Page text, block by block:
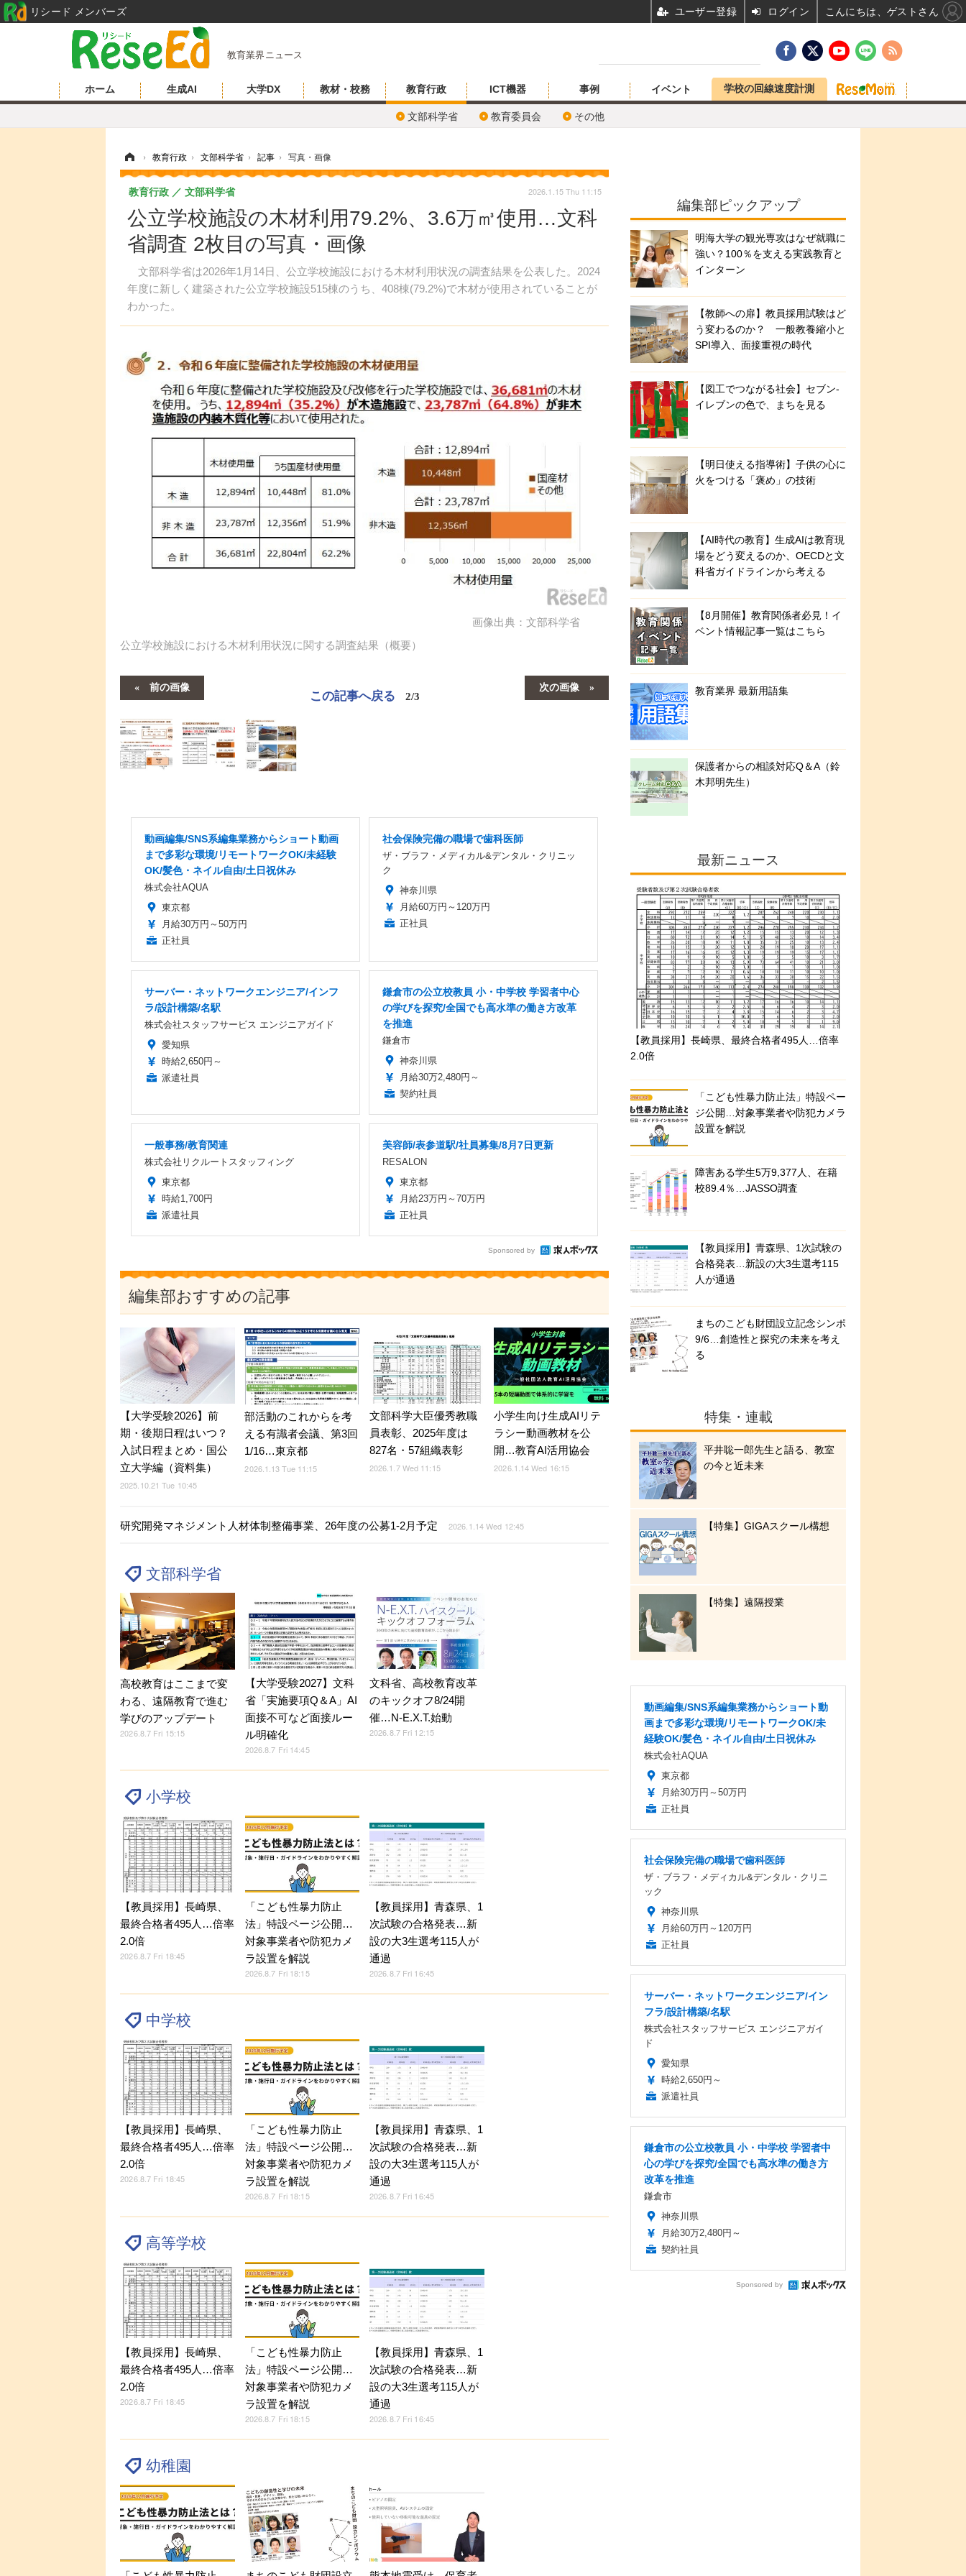
教育業界ニュース
ホーム 生成AI 大学DX 教材・校務 教育行政
文部科学省 教育委員会 その他
ICT機器 事例 イベント 学校の回線速度計測
› 教育行政 › 文部科学省 › 記事 › 写真・画像
公立学校施設の木材利用79.2%、3.6万㎥使用…文科
省調査 2枚目の写真・画像
文部科学省は2026年1月14日、公立学校施設における木材利用状況の調査結果を公表した。2024
年度に新しく建築された公立学校施設515棟のうち、408棟(79.2%)で木材が使用されていることが
わかった。
教育行政 文部科学省 2026.1.15 Thu 11:15
画像出典：文部科学省
公立学校施設における木材利用状況に関する調査結果（概要）
前の画像 次の画像
この記事へ戻る 2/3
動画編集/SNS系編集業務からショート動画
まで多彩な環境/リモートワークOK/未経験
OK/髪色・ネイル自由/土日祝休み
株式会社AQUA
東京都
月給30万円～50万円
正社員
社会保険完備の職場で歯科医師
ザ・ブラフ・メディカル&デンタル・クリニッ
ク
神奈川県
月給60万円～120万円
正社員
サーバー・ネットワークエンジニア/インフ
ラ/設計構築/名駅
株式会社スタッフサービス エンジニアガイド
愛知県
時給2,650円～
派遣社員
鎌倉市の公立校教員 小・中学校 学習者中心
の学びを探究/全国でも高水準の働き方改革
を推進
鎌倉市
神奈川県
月給30万2,480円～
契約社員
一般事務/教育関連
株式会社リクルートスタッフィング
東京都
時給1,700円
派遣社員
美容師/表参道駅/社員募集/8月7日更新
RESALON
東京都
月給23万円～70万円
正社員
Sponsored by
編集部おすすめの記事
【大学受験2026】前
期・後期日程はいつ？
入試日程まとめ・国公
立大学編（資料集）
2025.10.21 Tue 10:45
部活動のこれからを考
える有識者会議、第3回
1/16…東京都
2026.1.13 Tue 11:15
文部科学大臣優秀教職
員表彰、2025年度は
827名・57組織表彰
2026.1.7 Wed 11:15
小学生向け生成AIリテ
ラシー動画教材を公
開…教育AI活用協会
2026.1.14 Wed 16:15
研究開発マネジメント人材体制整備事業、26年度の公募1-2月予定 2026.1.14 Wed 12:45
文部科学省
高校教育はここまで変
わる、遠隔教育で進む
学びのアップデート
2026.8.7 Fri 15:15
【大学受験2027】文科
省「実施要項Q＆A」AI
面接不可など面接ルー
ル明確化
2026.8.7 Fri 14:45
文科省、高校教育改革
のキックオフ8/24開
催…N-E.X.T.始動
2026.8.7 Fri 12:15
小学校
【教員採用】長崎県、
最終合格者495人…倍率
2.0倍
2026.8.7 Fri 18:45
「こども性暴力防止
法」特設ページ公開…
対象事業者や防犯カメ
ラ設置を解説
2026.8.7 Fri 18:15
【教員採用】青森県、1
次試験の合格発表…新
設の大3生選考115人が
通過
2026.8.7 Fri 16:45
中学校
【教員採用】長崎県、
最終合格者495人…倍率
2.0倍
2026.8.7 Fri 18:45
「こども性暴力防止
法」特設ページ公開…
対象事業者や防犯カメ
ラ設置を解説
2026.8.7 Fri 18:15
【教員採用】青森県、1
次試験の合格発表…新
設の大3生選考115人が
通過
2026.8.7 Fri 16:45
高等学校
【教員採用】長崎県、
最終合格者495人…倍率
2.0倍
2026.8.7 Fri 18:45
「こども性暴力防止
法」特設ページ公開…
対象事業者や防犯カメ
ラ設置を解説
2026.8.7 Fri 18:15
【教員採用】青森県、1
次試験の合格発表…新
設の大3生選考115人が
通過
2026.8.7 Fri 16:45
幼稚園
編集部ピックアップ
明海大学の観光専攻はなぜ就職に
強い？100％を支える実践教育と
インターン
【教師への扉】教員採用試験はど
う変わるのか？ 一般教養縮小と
SPI導入、面接重視の時代
【図工でつながる社会】セブン‐
イレブンの色で、まちを見る
【明日使える指導術】子供の心に
火をつける「褒め」の技術
【AI時代の教育】生成AIは教育現
場をどう変えるのか、OECDと文
科省ガイドラインから考える
【8月開催】教育関係者必見！イ
ベント情報記事一覧はこちら
教育業界 最新用語集
保護者からの相談対応Q＆A（鈴
木邦明先生）
最新ニュース
【教員採用】長崎県、最終合格者495人…倍率
2.0倍
「こども性暴力防止法」特設ペー
ジ公開…対象事業者や防犯カメラ
設置を解説
障害ある学生5万9,377人、在籍
校89.4％…JASSO調査
【教員採用】青森県、1次試験の
合格発表…新設の大3生選考115
人が通過
まちのこども財団設立記念シンポ
9/6…創造性と探究の未来を考え
る
特集・連載
平井聡一郎先生と語る、教室
の今と近未来
【特集】GIGAスクール構想
【特集】遠隔授業
動画編集/SNS系編集業務からショート動
画まで多彩な環境/リモートワークOK/未
経験OK/髪色・ネイル自由/土日祝休み
株式会社AQUA
東京都
月給30万円～50万円
正社員
社会保険完備の職場で歯科医師
ザ・ブラフ・メディカル&デンタル・クリニ
ック
神奈川県
月給60万円～120万円
正社員
サーバー・ネットワークエンジニア/イン
フラ/設計構築/名駅
株式会社スタッフサービス エンジニアガイ
ド
愛知県
時給2,650円～
派遣社員
鎌倉市の公立校教員 小・中学校 学習者中
心の学びを探究/全国でも高水準の働き方
改革を推進
鎌倉市
神奈川県
月給30万2,480円～
契約社員
Sponsored by
リシード メンバーズ ユーザー登録 ログイン こんにちは、ゲストさん